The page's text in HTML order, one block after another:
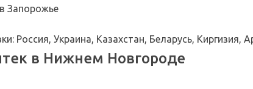
Запорожье
Россия, Украина, Казахстан, Беларусь, Киргизия,
в Нижнем Новгороде